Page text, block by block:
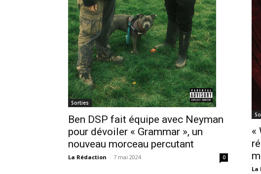
Sorties
Ben DSP fait équipe avec Neyman
pour dévoiler « Grammar », un
nouveau morceau percutant
La Rédaction - 7 mai 2024 0
«
La